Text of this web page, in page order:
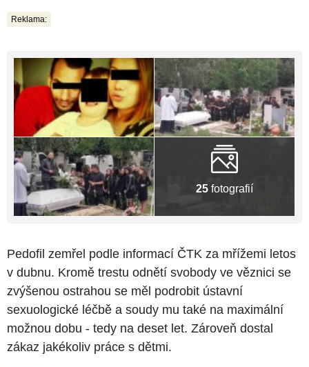
Reklama:
25 fotografií
Pedofil zemřel podle informací ČTK za mřížemi letos
v dubnu. Kromě trestu odnětí svobody ve věznici se
zvýšenou ostrahou se měl podrobit ústavní
sexuologické léčbě a soudy mu také na maximální
možnou dobu - tedy na deset let. Zároveň dostal
zákaz jakékoliv práce s dětmi.